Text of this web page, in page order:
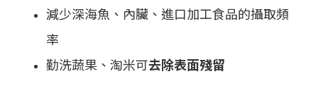
減少深海魚、內臟、進口加工食品的攝取頻
率
勤洗蔬果、淘米可去除表面殘留